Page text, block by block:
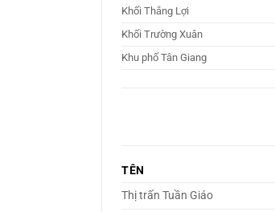
Khối Thắng Lợi
Khối Trường Xuân
Khu phố Tân Giang
TÊN
Thị trấn Tuần Giáo